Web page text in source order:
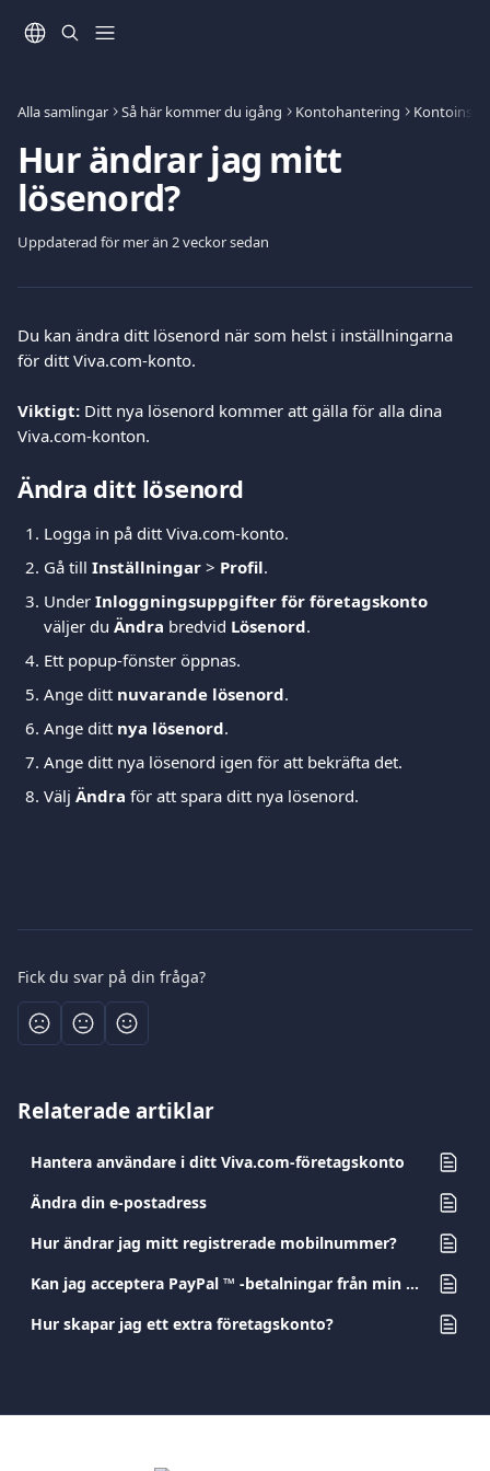
Alla samlingar Så här kommer du igång Kontohantering
Hur ändrar jag mitt
lösenord?
Uppdaterad för mer än 2 veckor sedan
Du kan ändra ditt lösenord när som helst i inställningarna
för ditt Viva.com-konto.
Viktigt: Ditt nya lösenord kommer att gälla för alla dina
Viva.com-konton.
Ändra ditt lösenord
Logga in på ditt Viva.com-konto.
Gå till Inställningar > Profil.
Under Inloggningsuppgifter för företagskonto
väljer du Ändra bredvid Lösenord.
Ett popup-fönster öppnas.
Ange ditt nuvarande lösenord.
Ange ditt nya lösenord.
Ange ditt nya lösenord igen för att bekräfta det.
Välj Ändra för att spara ditt nya lösenord.
Fick du svar på din fråga?
Relaterade artiklar
Hantera användare i ditt Viva.com-företagskonto
Ändra din e-postadress
Hur ändrar jag mitt registrerade mobilnummer?
Kan jag acceptera PayPal ™ -betalningar från min e-handel?
Hur skapar jag ett extra företagskonto?